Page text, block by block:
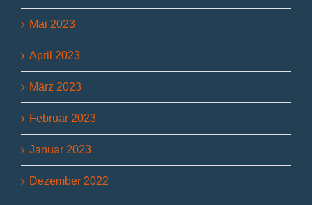
Mai 2023
April 2023
März 2023
Februar 2023
Januar 2023
Dezember 2022